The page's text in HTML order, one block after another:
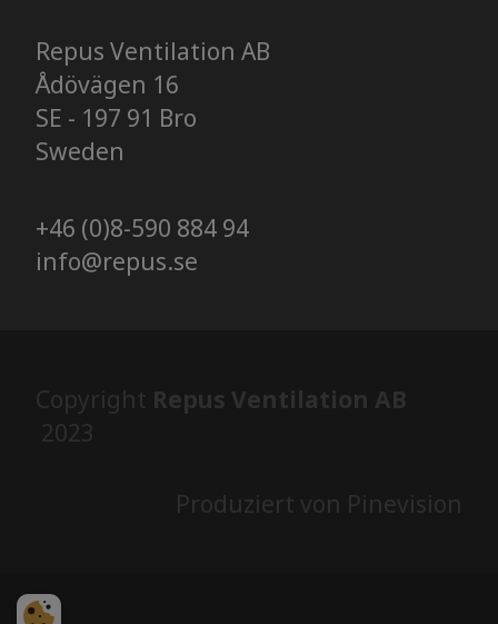
Repus Ventilation AB
Ådövägen 16
SE - 197 91 Bro
​​​​​​​Sweden
+46 (0)8-590 884 94
info@repus.se
Copyright Repus Ventilation AB
2023
Produziert von Pinevision